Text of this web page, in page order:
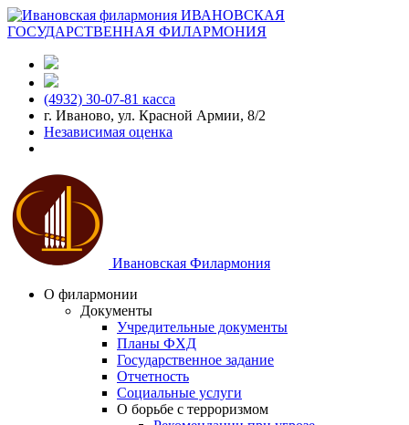
ИВАНОВСКАЯ
ГОСУДАРСТВЕННАЯ ФИЛАРМОНИЯ
(4932) 30-07-81 касса
г. Иваново, ул. Красной Армии, 8/2
Независимая оценка
Ивановская Филармония
О филармонии
Документы
Учредительные документы
Планы ФХД
Государственное задание
Отчетность
Социальные услуги
О борьбе с терроризмом